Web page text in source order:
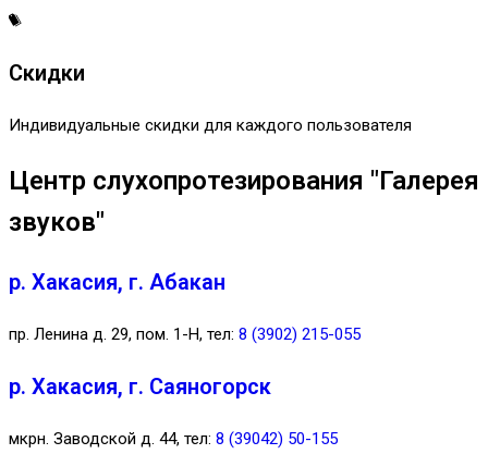
Скидки
Индивидуальные скидки для каждого пользователя
Центр слухопротезирования "Галерея
звуков"
р. Хакасия, г. Абакан
пр. Ленина д. 29, пом. 1-Н, тел: 8 (3902) 215-055
р. Хакасия, г. Саяногорск
мкрн. Заводской д. 44, тел: 8 (39042) 50-155